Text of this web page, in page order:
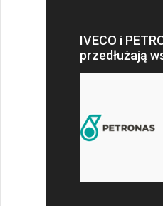
IVECO i
przedłużają